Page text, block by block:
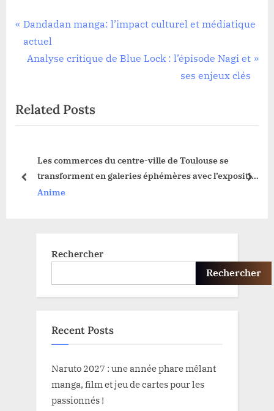
Navigation
de
P
r
e
o
u
o
Dandadan manga: l’impact culturel et médiatique
actuel
N
t
P
Analyse critique de Blue Lock : l’épisode Nagi et
ses enjeux clés
Related Posts
Les commerces du centre-ville de Toulouse se
transforment en galeries éphémères avec l’exposition
« Les Vitrines de la création » jusqu’au 19 novembre
Anime
prev next
Rechercher
Rechercher
Recent Posts
Naruto 2027 : une année phare mêlant
manga, film et jeu de cartes pour les
passionnés !